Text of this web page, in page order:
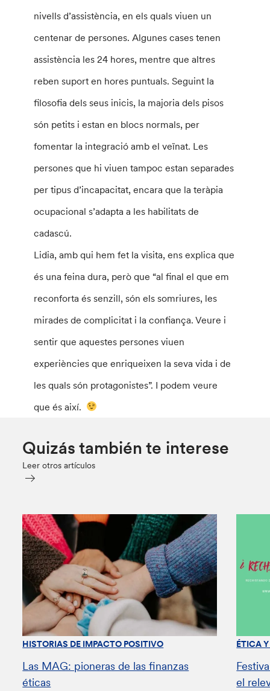
nivells d’assistència, en els quals viuen un
centenar de persones. Algunes cases tenen
assistència les 24 hores, mentre que altres
reben suport en hores puntuals. Seguint la
filosofia dels seus inicis, la majoria dels pisos
són petits i estan en blocs normals, per
fomentar la integració amb el veïnat. Les
persones que hi viuen tampoc estan separades
per tipus d’incapacitat, encara que la teràpia
ocupacional s’adapta a les habilitats de
cadascú.
Lidia, amb qui hem fet la visita, ens explica que
és una feina dura, però que “al final el que em
reconforta és senzill, són els somriures, les
mirades de complicitat i la confiança. Veure i
sentir que aquestes persones viuen
experiències que enriqueixen la seva vida i de
les quals són protagonistes”. I podem veure
que és així.
Quizás también te interese
Leer otros artículos
HISTORIAS DE IMPACTO POSITIVO
Las MAG: pioneras de las finanzas
éticas
ÉTICA
el